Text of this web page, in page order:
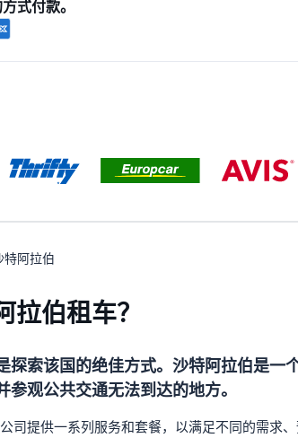
式付款。
特阿拉伯
拉伯租车？
探索该国的绝佳方式。沙特阿拉伯是
参观公共交通无法到达的地方。
司提供一系列服务和套餐，以满足不同的需求